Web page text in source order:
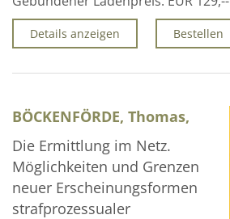
Details anzeigen Bestellen
BÖCKENFÖRDE, Thomas,
Die Ermittlung im Netz.
Möglichkeiten und Grenzen
neuer Erscheinungsformen
strafprozessualer